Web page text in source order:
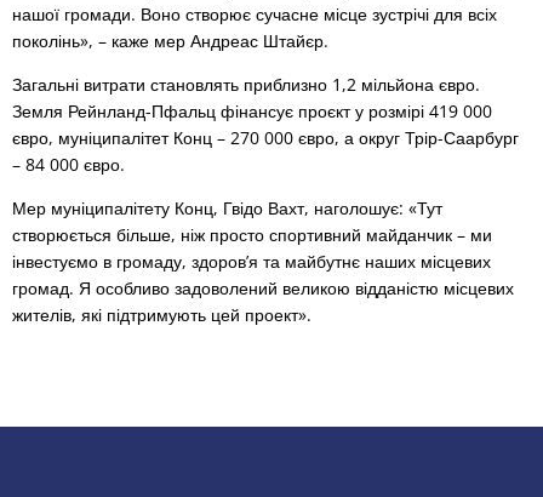
нашої громади. Воно створює сучасне місце зустрічі для всіх
поколінь», – каже мер Андреас Штайєр.
Загальні витрати становлять приблизно 1,2 мільйона євро.
Земля Рейнланд-Пфальц фінансує проєкт у розмірі 419 000
євро, муніципалітет Конц – 270 000 євро, а округ Трір-Саарбург
– 84 000 євро.
Мер муніципалітету Конц, Гвідо Вахт, наголошує: «Тут
створюється більше, ніж просто спортивний майданчик – ми
інвестуємо в громаду, здоров’я та майбутнє наших місцевих
громад. Я особливо задоволений великою відданістю місцевих
жителів, які підтримують цей проект».